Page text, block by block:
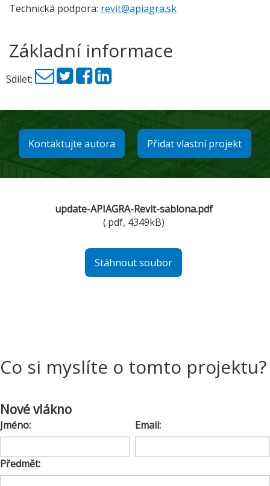
Technická podpora: revit@apiagra.sk
Základní informace
Sdílet:
Kontaktujte autora Přidat vlastní projekt
update-APIAGRA-Revit-sablona.pdf
(.pdf, 4349kB)
Stáhnout soubor
Co si myslíte o tomto projektu?
Nové vlákno
Jméno: Email:
Předmět: